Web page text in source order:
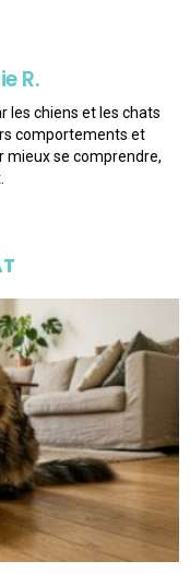
R.
les chiens et les chats
comportements et
mieux se comprendre,